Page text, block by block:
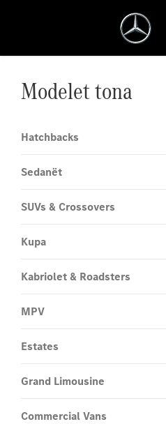
Modelet tona
Hatchbacks
Sedanët
SUVs & Crossovers
Kupa
Kabriolet & Roadsters
MPV
Estates
Grand Limousine
Commercial Vans